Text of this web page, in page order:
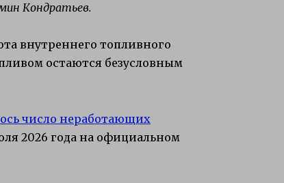
Кондратьев.
внутреннего топливного
остаются безусловным
число неработающих
2026 года на официальном